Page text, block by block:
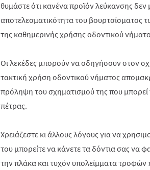
θυμάστε ότι κανένα προϊόν λεύκανσης δεν
αποτελεσματικότητα του βουρτσίσματος
της καθημερινής χρήσης οδοντικού
Οι λεκέδες μπορούν να οδηγήσουν στον
τακτική χρήση οδοντικού νήματος
πρόληψη του σχηματισμού της που
πέτρας.
Χρειάζεστε κι άλλους λόγους για να
του μπορείτε να κάνετε τα δόντια σας να
την πλάκα και τυχόν υπολείμματα τροφών